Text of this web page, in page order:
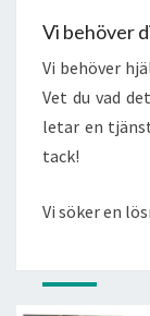
Vi behöver
Vi behöver
Vet du vad
letar en
tack!
Vi söker en